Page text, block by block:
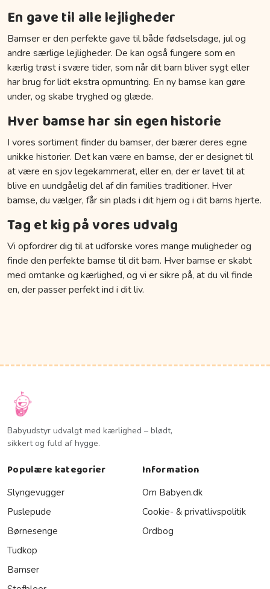
En gave til alle lejligheder
Bamser er den perfekte gave til både fødselsdage, jul og
andre særlige lejligheder. De kan også fungere som en
kærlig trøst i svære tider, som når dit barn bliver sygt eller
har brug for lidt ekstra opmuntring. En ny bamse kan gøre
under, og skabe tryghed og glæde.
Hver bamse har sin egen historie
I vores sortiment finder du bamser, der bærer deres egne
unikke historier. Det kan være en bamse, der er designet til
at være en sjov legekammerat, eller en, der er lavet til at
blive en uundgåelig del af din families traditioner. Hver
bamse, du vælger, får sin plads i dit hjem og i dit barns hjerte.
Tag et kig på vores udvalg
Vi opfordrer dig til at udforske vores mange muligheder og
finde den perfekte bamse til dit barn. Hver bamse er skabt
med omtanke og kærlighed, og vi er sikre på, at du vil finde
en, der passer perfekt ind i dit liv.
Babyudstyr udvalgt med kærlighed – blødt,
sikkert og fuld af hygge.
Populære kategorier
Slyngevugger
Puslepude
Børnesenge
Tudkop
Bamser
Information
Om Babyen.dk
Cookie- & privatlivspolitik
Ordbog